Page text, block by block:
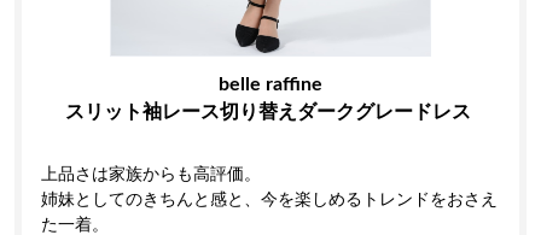
belle raffine
スリット袖レース切り替えダークグレードレス
上品さは家族からも高評価。
姉妹としてのきちんと感と、今を楽しめるトレンドをおさえ
た一着。